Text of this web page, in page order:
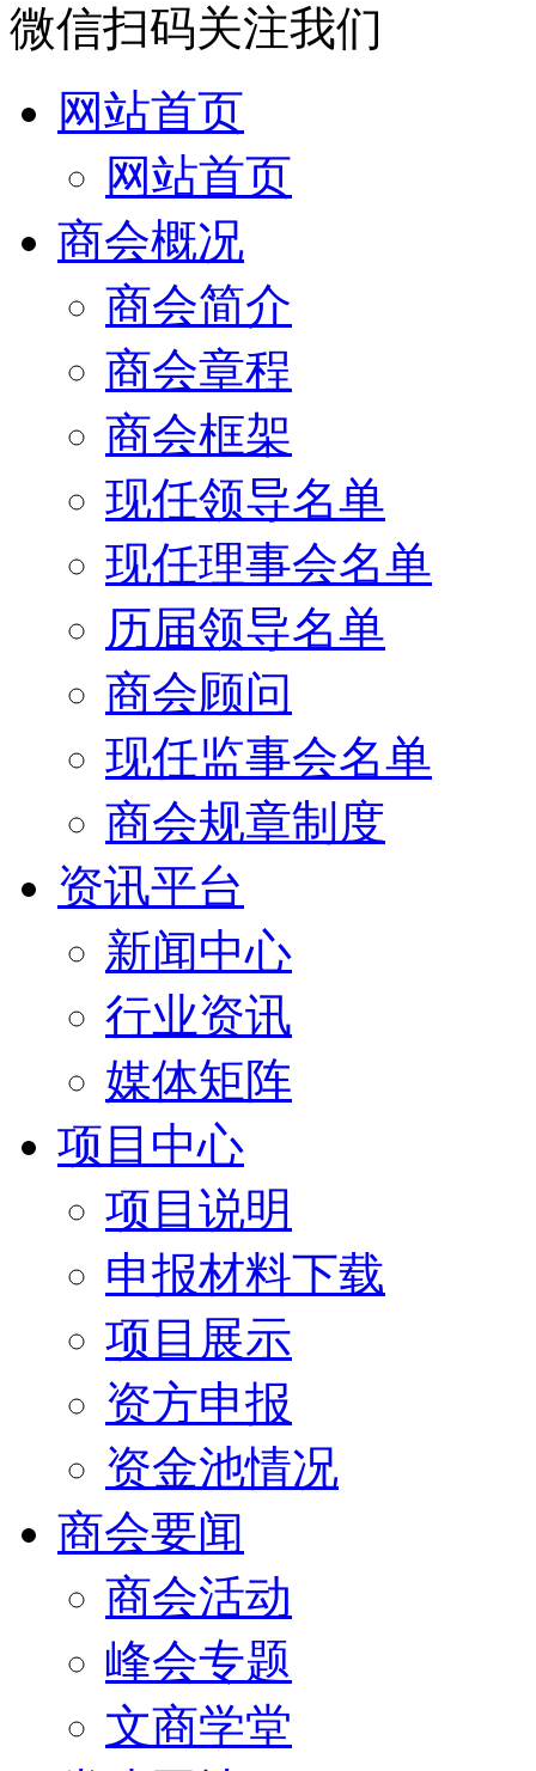
微信扫码关注我们
网站首页
网站首页
商会概况
商会简介
商会章程
商会框架
现任领导名单
现任理事会名单
历届领导名单
商会顾问
现任监事会名单
商会规章制度
资讯平台
新闻中心
行业资讯
媒体矩阵
项目中心
项目说明
申报材料下载
项目展示
资方申报
资金池情况
商会要闻
商会活动
峰会专题
文商学堂